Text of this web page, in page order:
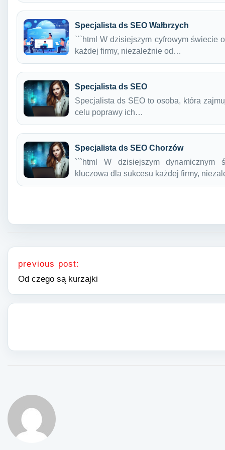
Specjalista ds SEO Wałbrzych
```html W dzisiejszym cyfrowym świecie
każdej firmy, niezależnie od…
Specjalista ds SEO
Specjalista ds SEO to osoba, która
celu poprawy ich…
Specjalista ds SEO Chorzów
```html W dzisiejszym dynamicznym
kluczowa dla sukcesu każdej firmy,
Nawigacja wpisu
previous post:
Od czego są kurzajki